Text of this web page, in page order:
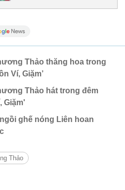
Thảo thăng hoa trong
Ví, Giặm’
Thảo hát trong đêm
Giặm'
ghế nóng Liên hoan
Thảo